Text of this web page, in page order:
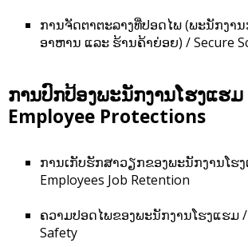
ການຈັດຕາຕະລາງທີ່ປອດໄພ (ພະນັກງາ
ອາຫານ ແລະ ຮ້ານຄ້າຍ່ອຍ) / Secure
ການປົກປ້ອງພະນັກງານໂຮງແຮ
Employee Protections
ການເກັບຮັກສາວຽກຂອງພະນັກງານໂຮ
Employees Job Retention
ຄວາມປອດໄພຂອງພະນັກງານໂຮງແຮມ /
Safety